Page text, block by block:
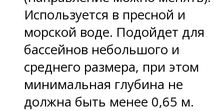
Используется в пресной и
морской воде. Подойдет для
бассейнов небольшого и
среднего размера, при этом
минимальная глубина не
должна быть менее 0,65 м.